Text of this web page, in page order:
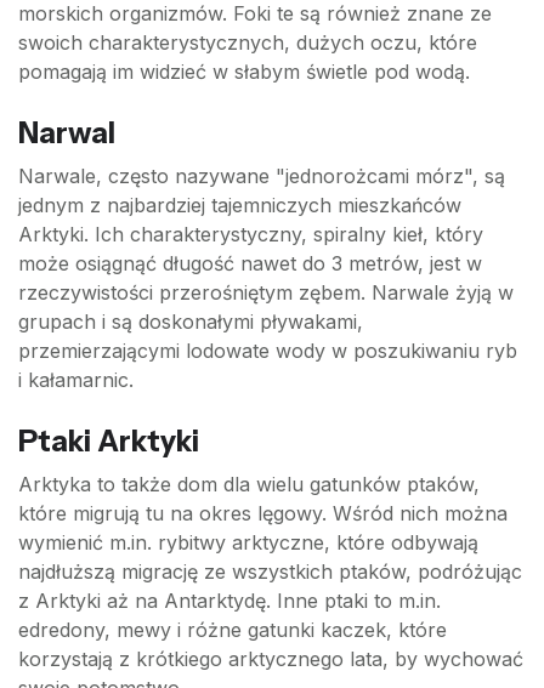
morskich organizmów. Foki te są również znane ze
swoich charakterystycznych, dużych oczu, które
pomagają im widzieć w słabym świetle pod wodą.
Narwal
Narwale, często nazywane "jednorożcami mórz", są
jednym z najbardziej tajemniczych mieszkańców
Arktyki. Ich charakterystyczny, spiralny kieł, który
może osiągnąć długość nawet do 3 metrów, jest w
rzeczywistości przerośniętym zębem. Narwale żyją w
grupach i są doskonałymi pływakami,
przemierzającymi lodowate wody w poszukiwaniu ryb
i kałamarnic.
Ptaki Arktyki
Arktyka to także dom dla wielu gatunków ptaków,
które migrują tu na okres lęgowy. Wśród nich można
wymienić m.in. rybitwy arktyczne, które odbywają
najdłuższą migrację ze wszystkich ptaków, podróżując
z Arktyki aż na Antarktydę. Inne ptaki to m.in.
edredony, mewy i różne gatunki kaczek, które
korzystają z krótkiego arktycznego lata, by wychować